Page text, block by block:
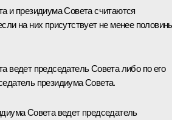
и президиума Совета считаются
на них присутствует не менее
ведет председатель Совета либо по его
президиума Совета.
Совета ведет председатель